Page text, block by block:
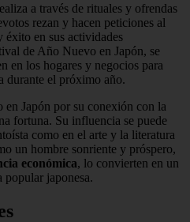
a través de rituales y ofrendas
rezan y hacen peticiones al
éxito en sus actividades
de Año Nuevo en Japón, se
en los hogares y negocios para
durante el próximo año.
Japón por su conexión con la
fortuna. Su influencia se puede
como en el arte y la literatura
un hombre sonriente y próspero,
económica, lo convierten en un
popular japonesa.